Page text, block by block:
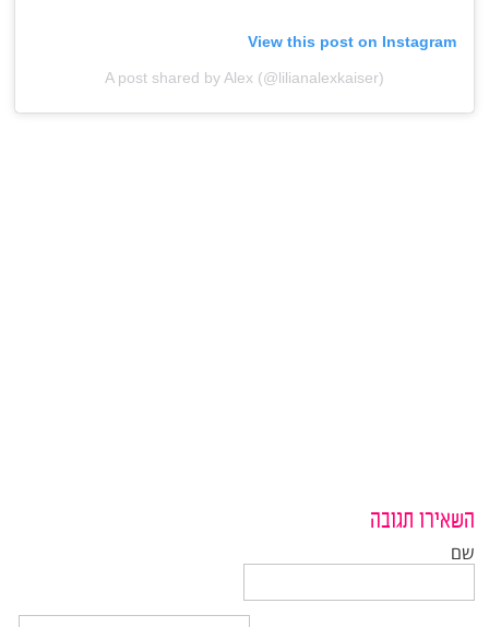
View this post on Instagram
A post shared by Alex (@lilianalexkaiser)
השאירו תגובה
שם